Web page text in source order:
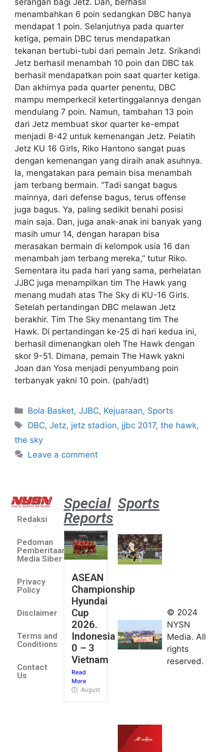
menambahkan 6 poin sedangkan DBC hanya
mendapat 1 poin. Selanjutnya pada quarter
ketiga, pemain DBC terus mendapatkan
tekanan bertubi-tubi dari pemain Jetz. Srikandi
Jetz berhasil menambah 10 poin dan DBC tak
berhasil mendapatkan poin saat quarter ketiga.
Dan akhirnya pada quarter penentu, DBC
mampu memperkecil ketertinggalannya dengan
mendulang 7 poin. Namun, tambahan 13 poin
dari Jetz membuat skor quarter ke-empat
menjadi 8-42 untuk kemenangan Jetz. Pelatih
Jetz KU 16 Girls, Riko Hantono sangat puas
dengan kemenangan yang diraih anak asuhnya.
Ia, mengatakan para pemain bisa menambah
jam terbang bermain. “Tadi sangat bagus
mainnya, dari defense bagus, terus offense
juga bagus. Ya, paling sedikit benahi posisi
main saja. Dan, juga anak-anak ini banyak yang
masih umur 14, dengan harapan bisa
merasakan bermain di kelompok usia 16 dan
menambah jam terbang mereka,” tutur Riko.
Sementara itu pada hari yang sama, perhelatan
JJBC juga menampilkan tim The Hawk yang
menang mudah atas The Sky di KU-16 Girls.
Setelah pertandingan DBC melawan Jetz
berakhir. Tim The Sky menantang tim The
Hawk. Di pertandingan ke-25 di hari kedua ini,
berhasil dimenangkan oleh The Hawk dengan
skor 9-51. Dimana, pemain The Hawk yakni
Joan dan Yosa menjadi penyumbang poin
terbanyak yakni 10 poin. (pah/adt)
Bola Basket,JJBC, Kejuaraan, Sports
DBC,Jetz, jetz stadion, jjbc 2017,the hawk,
the sky
Leave a comment
Redaksi
Pedoman
Pemberitaan
Media Siber
Privacy
Policy
Disclaimer
Terms and
Conditions
Contact
Us
Special
Reports
ASEAN
Championship
Hyundai
Cup
2026.
Indonesia
0 – 3
Vietnam
Read
More
August 4, 2026
Sports
umum
Kejurnas
Panahan
Junior di
Kudus
© 2024
NYSN
Media. All
rights
reserved.